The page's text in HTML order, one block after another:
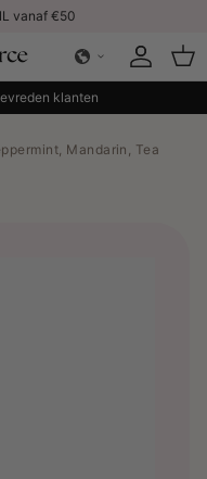
vanaf €50
Account
klanten
Mandarin, Tea